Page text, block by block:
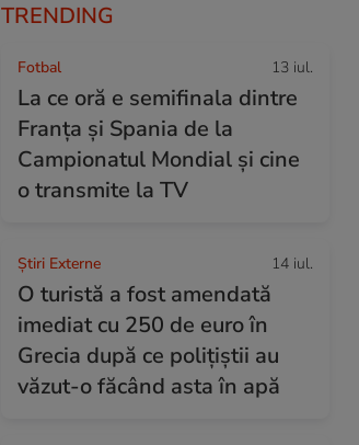
TRENDING
Fotbal 13 iul.
La ce oră e semifinala dintre
Franța și Spania de la
Campionatul Mondial și cine
o transmite la TV
Știri Externe 14 iul.
O turistă a fost amendată
imediat cu 250 de euro în
Grecia după ce polițiștii au
văzut-o făcând asta în apă